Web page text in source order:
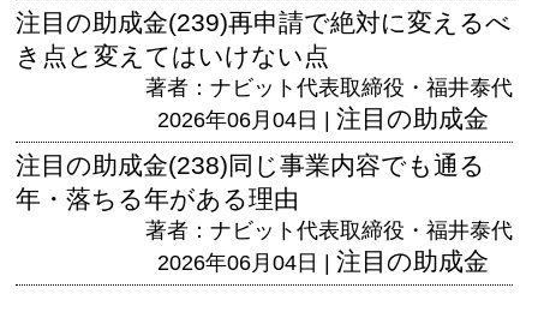
注目の助成金(239)再申請で絶対に変えるべ
き点と変えてはいけない点
著者：ナビット代表取締役・福井泰代
2026年06月04日 | 注目の助成金
注目の助成金(238)同じ事業内容でも通る
年・落ちる年がある理由
著者：ナビット代表取締役・福井泰代
2026年06月04日 | 注目の助成金